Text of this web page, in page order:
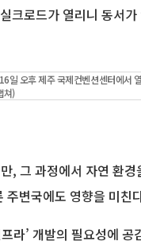
로드가 열리니 동서
일 오후 제주 국제컨벤션센터에서
쳐)
, 그 과정에서 자연 환
변국에도 영향을 미
’ 개발의 필요성에